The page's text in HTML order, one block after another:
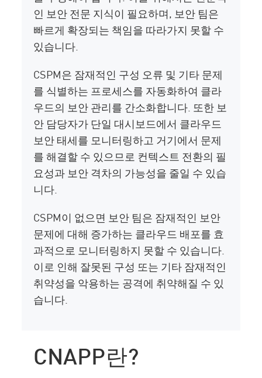
인 보안 전문 지식이 필요하며, 보안 팀은
빠르게 확장되는 책임을 따라가지 못할 수
있습니다.
CSPM은 잠재적인 구성 오류 및 기타 문제
를 식별하는 프로세스를 자동화하여 클라
우드의 보안 관리를 간소화합니다. 또한 보
안 담당자가 단일 대시보드에서 클라우드
보안 태세를 모니터링하고 거기에서 문제
를 해결할 수 있으므로 컨텍스트 전환의 필
요성과 보안 격차의 가능성을 줄일 수 있습
니다.
CSPM이 없으면 보안 팀은 잠재적인 보안
문제에 대해 증가하는 클라우드 배포를 효
과적으로 모니터링하지 못할 수 있습니다.
이로 인해 잘못된 구성 또는 기타 잠재적인
취약성을 악용하는 공격에 취약해질 수 있
습니다.
CNAPP란?